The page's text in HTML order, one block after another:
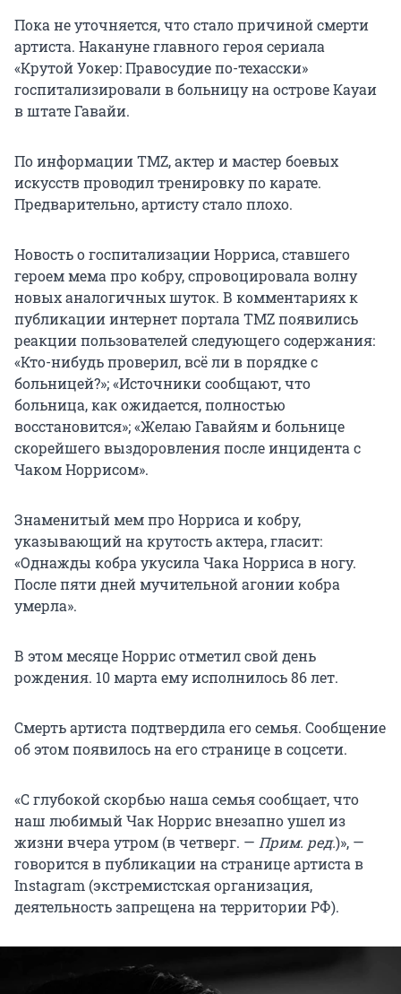
Пока не уточняется, что стало причиной смерти
артиста. Накануне главного героя сериала
«Крутой Уокер: Правосудие по-техасски»
госпитализировали в больницу на острове Кауаи
в штате Гавайи.
По информации TMZ, актер и мастер боевых
искусств проводил тренировку по карате.
Предварительно, артисту стало плохо.
Новость о госпитализации Норриса, ставшего
героем мема про кобру, спровоцировала волну
новых аналогичных шуток. В комментариях к
публикации интернет портала TMZ появились
реакции пользователей следующего содержания:
«Кто-нибудь проверил, всё ли в порядке с
больницей?»; «Источники сообщают, что
больница, как ожидается, полностью
восстановится»; «Желаю Гавайям и больнице
скорейшего выздоровления после инцидента с
Чаком Норрисом».
Знаменитый мем про Норриса и кобру,
указывающий на крутость актера, гласит:
«Однажды кобра укусила Чака Норриса в ногу.
После пяти дней мучительной агонии кобра
умерла».
В этом месяце Норрис отметил свой день
рождения. 10 марта ему исполнилось 86 лет.
Смерть артиста подтвердила его семья. Сообщение
об этом появилось на его странице в соцсети.
«С глубокой скорбью наша семья сообщает, что
наш любимый Чак Норрис внезапно ушел из
жизни вчера утром (в четверг. — Прим. ред.)», —
говорится в публикации на странице артиста в
Instagram (экстремистская организация,
деятельность запрещена на территории РФ).